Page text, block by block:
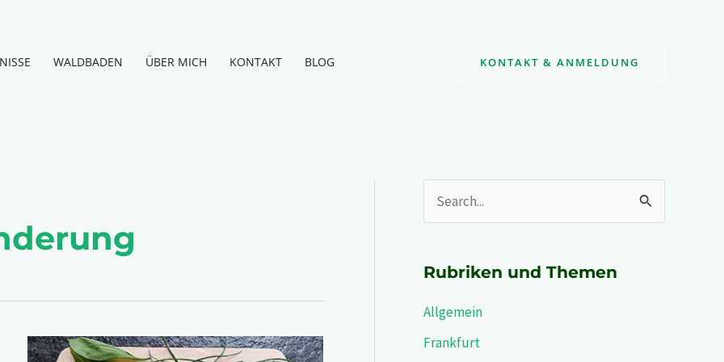
WALDBADEN ÜBER MICH KONTAKT BLOG KONTAKT & ANMELDUNG
Frühlingskräuter
e
n
Rubriken und Themen
Allgemein
Frankfurt